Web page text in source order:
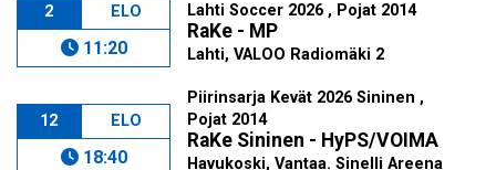
2 ELO
11:20
Lahti Soccer 2026 , Pojat 2014
RaKe - MP
Lahti, VALOO Radiomäki 2
12 ELO
18:40
Piirinsarja Kevät 2026 Sininen ,
Pojat 2014
RaKe Sininen - HyPS/VOIMA
Havukoski, Vantaa. Sinelli Areena